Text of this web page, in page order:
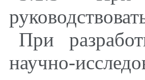
При
научно-